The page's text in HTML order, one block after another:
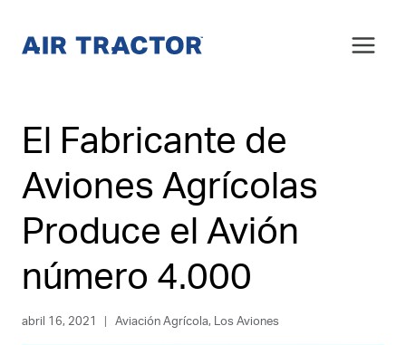
Contenido
El Fabricante de
Aviones Agrícolas
Produce el Avión
número 4.000
abril 16, 2021 Aviación Agrícola, Los Aviones